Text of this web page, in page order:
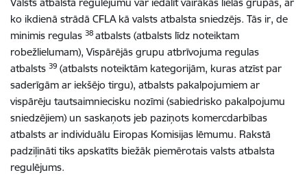
ko ikdienā strādā CFLA kā valsts atbalsta sniedzējs. Tās ir, de
minimis regulas 38 atbalsts (atbalsts līdz noteiktam
robežlielumam), Vispārējās grupu atbrīvojuma regulas
atbalsts 39 (atbalsts noteiktām kategorijām, kuras atzīst par
saderīgām ar iekšējo tirgu), atbalsts pakalpojumiem ar
vispārēju tautsaimniecisku nozīmi (sabiedrisko pakalpojumu
sniedzējiem) un saskaņots jeb paziņots komercdarbības
atbalsts ar individuālu Eiropas Komisijas lēmumu. Rakstā
padziļināti tiks apskatīts biežāk piemērotais valsts atbalsta
regulējums.